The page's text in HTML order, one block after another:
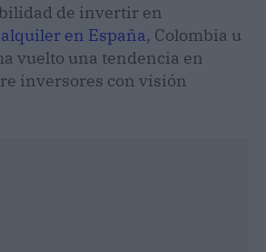
de invertir en
alquiler en España, Colombia u
vuelto una tendencia en
inversores con visión